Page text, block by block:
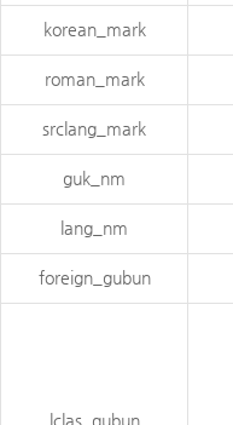
korean_mark
roman_mark
srclang_mark
guk_nm
lang_nm
foreign_gubun
lclas_gubun